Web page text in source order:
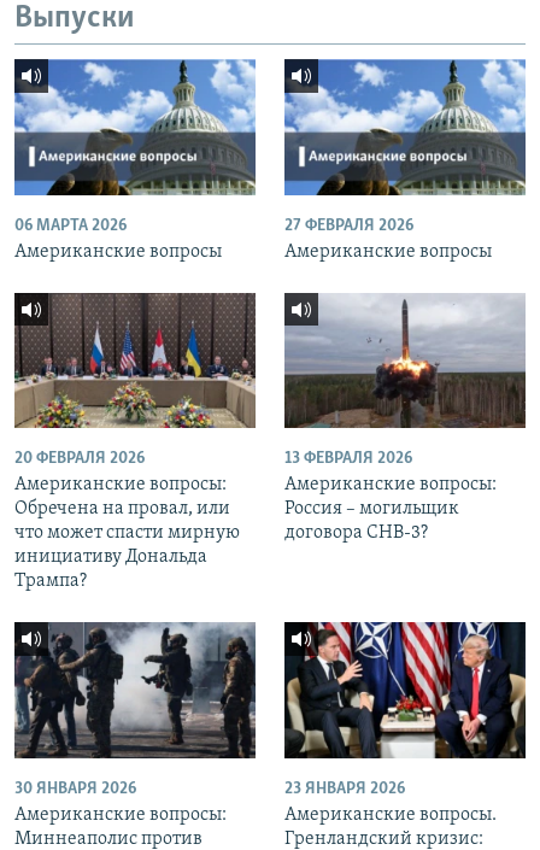
Выпуски
06 МАРТА 2026
Американские вопросы
27 ФЕВРАЛЯ 2026
Американские вопросы
20 ФЕВРАЛЯ 2026
Американские вопросы:
Обречена на провал, или
что может спасти мирную
инициативу Дональда
Трампа?
13 ФЕВРАЛЯ 2026
Американские вопросы:
Россия – могильщик
договора СНВ-3?
30 ЯНВАРЯ 2026
Американские вопросы:
Миннеаполис против
23 ЯНВАРЯ 2026
Американские вопросы.
Гренландский кризис: